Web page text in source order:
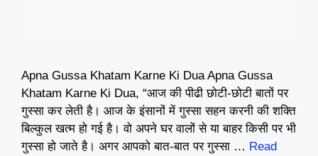
Apna Gussa Khatam Karne Ki Dua Apna Gussa
Khatam Karne Ki Dua, “आज की पीढी छोटी-छोटी बातों पर
गुस्सा कर लेती है। आज के इंसानों में गुस्सा सहन करनी की शक्ति
बिल्कुल खत्म हो गई है। वो अपने घर वालों से या बाहर किसी पर भी
गुस्सा हो जाते है। अगर आपको बात-बात पर गुस्सा … Read